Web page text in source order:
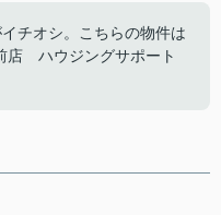
チオシ。こちらの物件は
店 ハウジングサポート